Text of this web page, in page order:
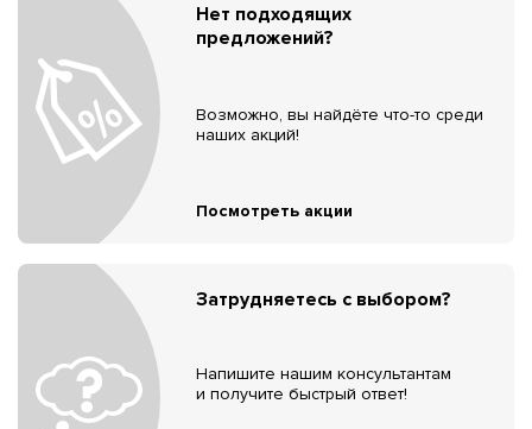
Нет подходящих
предложений?
Возможно, вы найдёте что-то среди
наших акций!
Посмотреть акции
Затрудняетесь с выбором?
Напишите нашим консультантам
и получите быстрый ответ!